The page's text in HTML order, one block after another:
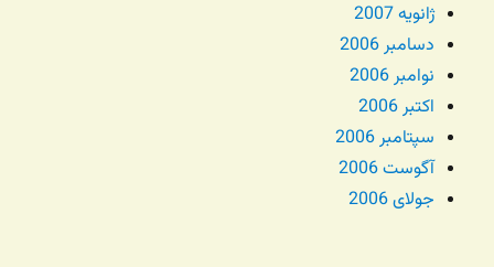
ژانویه 2007
دسامبر 2006
نوامبر 2006
اکتبر 2006
سپتامبر 2006
آگوست 2006
جولای 2006